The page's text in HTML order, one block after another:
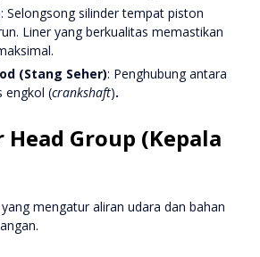
: Selongsong silinder tempat piston
Liner yang berkualitas memastikan
(Stang Seher): Penghubung antara
engkol (crankshaft).
Head Group (Kepala
mengatur aliran udara dan bahan